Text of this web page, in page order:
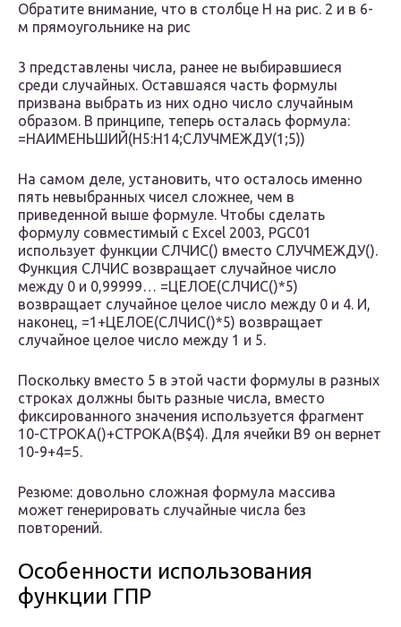
Обратите внимание, что в столбце Н на рис. 2 и в 6-
м прямоугольнике на рис
3 представлены числа, ранее не выбиравшиеся
среди случайных. Оставшаяся часть формулы
призвана выбрать из них одно число случайным
образом. В принципе, теперь осталась формула:
=НАИМЕНЬШИЙ(Н5:Н14;СЛУЧМЕЖДУ(1;5))
На самом деле, установить, что осталось именно
пять невыбранных чисел сложнее, чем в
приведенной выше формуле. Чтобы сделать
формулу совместимый с Excel 2003, PGC01
использует функции СЛЧИС() вместо СЛУЧМЕЖДУ().
Функция СЛЧИС возвращает случайное число
между 0 и 0,99999… =ЦЕЛОЕ(СЛЧИС()*5)
возвращает случайное целое число между 0 и 4. И,
наконец, =1+ЦЕЛОЕ(СЛЧИС()*5) возвращает
случайное целое число между 1 и 5.
Поскольку вместо 5 в этой части формулы в разных
строках должны быть разные числа, вместо
фиксированного значения используется фрагмент
10-СТРОКА()+СТРОКА(B$4). Для ячейки В9 он вернет
10-9+4=5.
Резюме: довольно сложная формула массива
может генерировать случайные числа без
повторений.
Особенности использования
функции ГПР